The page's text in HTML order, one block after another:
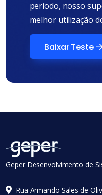
período, nosso
melhor utilização
Baixar Teste
Geper Desenvolvimento de
Rua Armando Sales de